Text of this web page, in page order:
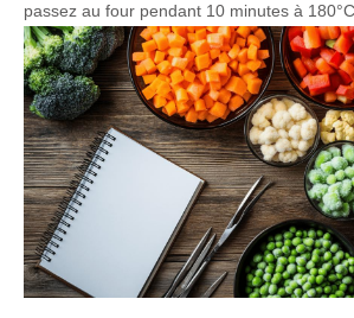
passez au four pendant 10 minutes à 180°C.